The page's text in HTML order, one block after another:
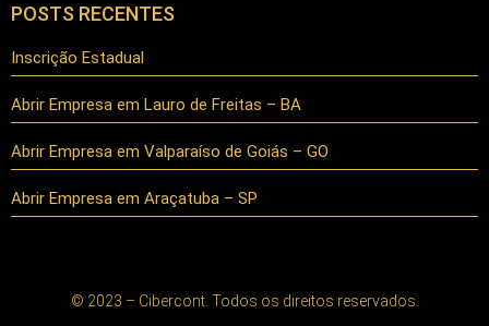
POSTS RECENTES
Inscrição Estadual
Abrir Empresa em Lauro de Freitas – BA
Abrir Empresa em Valparaíso de Goiás – GO
Abrir Empresa em Araçatuba – SP
© 2023 – Cibercont. Todos os direitos reservados.